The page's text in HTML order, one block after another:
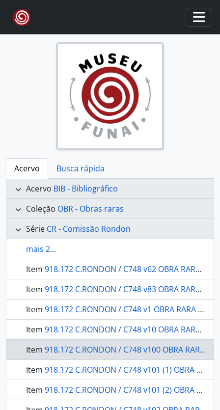
Skip to main content
Acervo
Busca rápida
Acervo BIB - Bibliográfico
Coleção OBR - Obras raras
Série CR - Comissão Rondon
mais 2...
Item 918.172 C.RONDON / C748 v62 OBRA RARA / 1946 - Águas termais de Mato-Grosso:: com estudos "in loco" das fontes de Palmeiras, Baía do Frade e Poíro.
Item 918.172 C.RONDON / C748 v83 OBRA RARA / 19-- - Botânica: parte XII: contribuição para o conhecimento de uma nova espécie de Lentibularicae
Item 918.172 C.RONDON / C748 v1 OBRA RARA / 19-- - Relatório apresentado a Diretoria Geral dos Telegraphos e a Divisão Geral de Engenharia (G.5) do Departamento da Guerra
Item 918.172 C.RONDON / C748 v10 OBRA RARA / 1912 - História Natural Botânica Parte III - Melastomataceas
Item 918.172 C.RONDON / C748 v100 OBRA RARA / 1946 - 19 de Abril: o Dia do Índio as comemorações realizadas em 1944 e 1945 volume I.
Item 918.172 C.RONDON / C748 v101 (1) OBRA RARA / 1946 - Em defesa dos brasilíndios: Conferência realizada pelo prof. Basílio de Magalhães, no auditório do Ministério da Educação e Saúde, a 24 de Abril de 1946, durante a "Semana do Índio".
Item 918.172 C.RONDON / C748 v101 (2) OBRA RARA / 1947 - A influência do índio na linguagem brasileira conferência: proferida pelo Prof. Nelson de Senna da Universidade de Minas Gerais, na sessão de encerramento da Semana do Índio, a 30 de abril de 1946.